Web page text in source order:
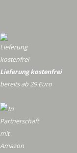
Lieferung kostenfrei
bereits ab 29 Euro